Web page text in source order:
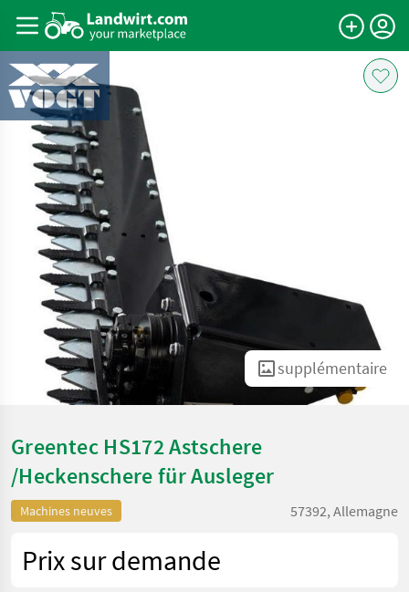
supplémentaire
Greentec HS172 Astschere
/Heckenschere für Ausleger
Machines neuves 57392, Allemagne
Prix sur demande